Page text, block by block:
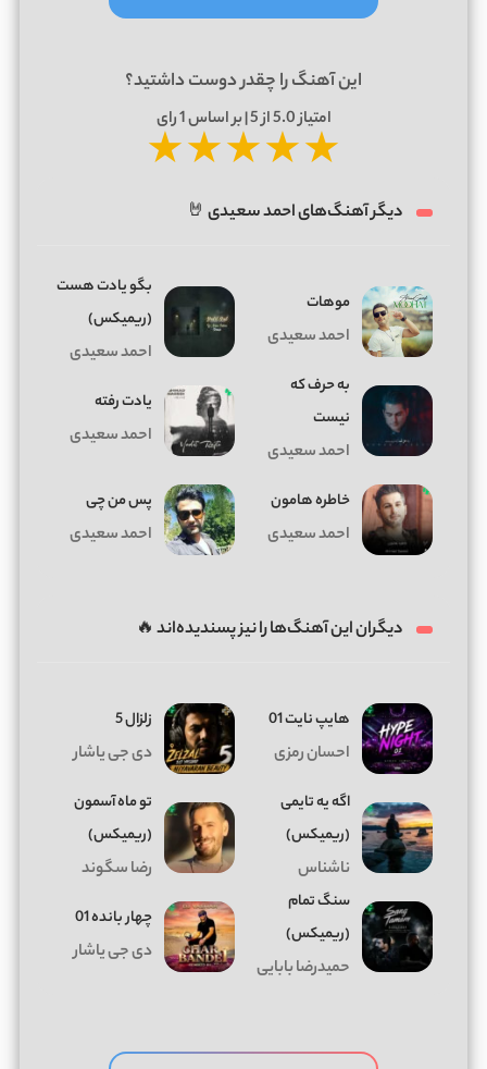
این آهنگ را چقدر دوست داشتید؟
امتیاز5.0از 5 | بر اساس 1رای
★★★★★
دیگر آهنگ‌های احمد سعیدی 🤘
موهات
احمد سعیدی
ﺑﮕﻮ ﻳﺎدت ﻫﺴﺖ
(ریمیکس)
احمد سعیدی
به حرف که
نیست
احمد سعیدی
یادت رفته
احمد سعیدی
خاطره هامون
احمد سعیدی
پس من چی
احمد سعیدی
دیگران این آهنگ‌ها را نیز پسندیده‌اند 🔥
هایپ نایت 01
احسان رمزی
زلزال 5
دی جی یاشار
اگه یه تایمی
(ریمیکس)
ناشناس
تو ماه آسمون
(ریمیکس)
رضا سگوند
سنگ تمام
(ریمیکس)
حمیدرضا بابایی
چهار بانده 01
دی جی یاشار